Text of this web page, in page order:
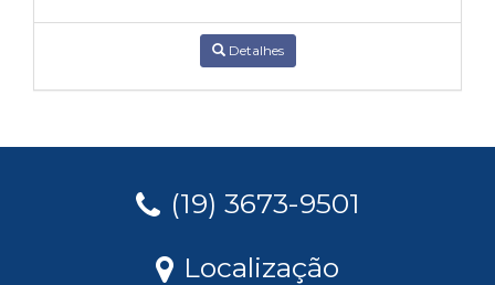
Detalhes
(19) 3673-9501
Localização